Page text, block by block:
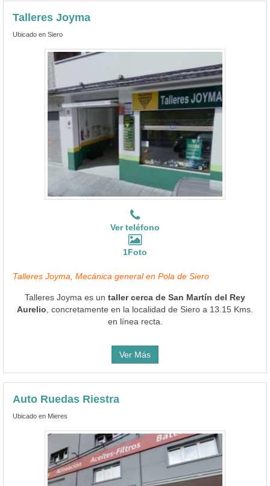
Talleres Joyma
Ubicado en Siero
Ver teléfono
1Foto
Talleres Joyma, Mecánica general en Pola de Siero
Talleres Joyma es un taller cerca de San Martín del Rey
Aurelio , concretamente en la localidad de Siero a 13.15 Kms.
en línea recta.
Ver Más
Auto Ruedas Riestra
Ubicado en Mieres